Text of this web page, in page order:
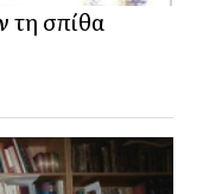
τη σπίθα